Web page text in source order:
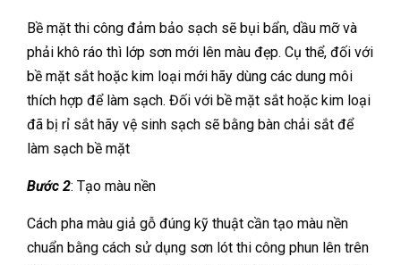
Bề mặt thi công đảm bảo sạch sẽ bụi bẩn, dầu mỡ và
phải khô ráo thì lớp sơn mới lên màu đẹp. Cụ thể, đối với
bề mặt sắt hoặc kim loại mới hãy dùng các dung môi
thích hợp để làm sạch. Đối với bề mặt sắt hoặc kim loại
đã bị rỉ sắt hãy vệ sinh sạch sẽ bằng bàn chải sắt để
làm sạch bề mặt
Bước 2: Tạo màu nền
Cách pha màu giả gỗ đúng kỹ thuật cần tạo màu nền
chuẩn bằng cách sử dụng sơn lót thi công phun lên trên